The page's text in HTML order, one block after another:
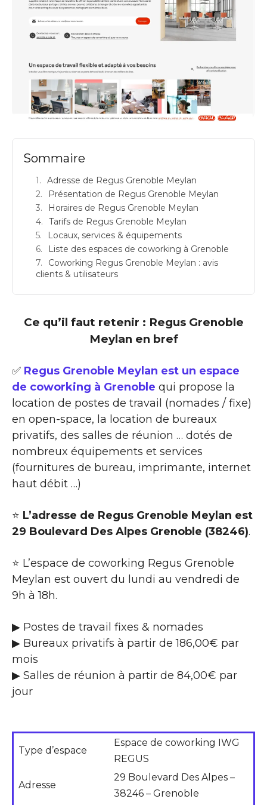
REGUS GRENOBLE MEYLAN: espace de coworking à Grenoble: Adresse
Sommaire
Adresse de Regus Grenoble Meylan
Présentation de Regus Grenoble Meylan
Horaires de Regus Grenoble Meylan
Tarifs de Regus Grenoble Meylan
Locaux, services & équipements
Liste des espaces de coworking à Grenoble
Coworking Regus Grenoble Meylan : avis
clients & utilisateurs
Ce qu’il faut retenir : Regus Grenoble
Meylan en bref
✅ Regus Grenoble Meylan est un espace
de coworking à Grenoble qui propose la
location de postes de travail (nomades / fixe)
en open-space, la location de bureaux
privatifs, des salles de réunion … dotés de
nombreux équipements et services
(fournitures de bureau, imprimante, internet
haut débit …)
⭐ L’adresse de Regus Grenoble Meylan est
29 Boulevard Des Alpes Grenoble (38246).
⭐ L’espace de coworking Regus Grenoble
Meylan est ouvert du lundi au vendredi de
9h à 18h.
▶ Postes de travail fixes & nomades
▶ Bureaux privatifs à partir de 186,00€ par
mois
▶ Salles de réunion à partir de 84,00€ par
jour
Type d’espace
Espace de coworking IWG
REGUS
Adresse
29 Boulevard Des Alpes –
38246 – Grenoble